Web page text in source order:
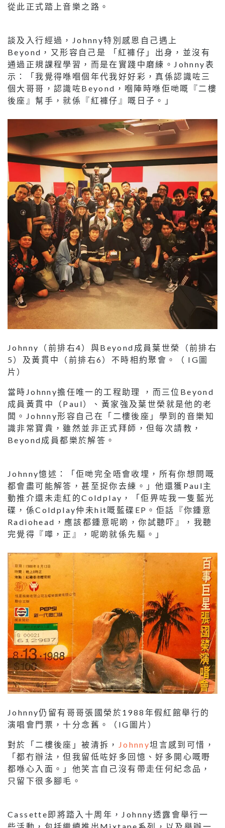
從此正式踏上音樂之路。
談及入行經過，Johnny特別感恩自己遇上
Beyond，又形容自己是 「紅褲仔」出身，並沒有
通過正規課程學習，而是在實踐中磨練。Johnny表
示：「我覺得喺嗰個年代我好好彩，真係認識咗三
個大哥哥，認識咗Beyond，嗰陣時喺佢哋嘅『二樓
後座』幫手，就係『紅褲仔』嘅日子。」
Johnny（前排右4）與Beyond成員葉世榮（前排右
5）及黃貫中（前排右6）不時相約聚會。（ IG圖
片）
當時Johnny擔任唯一的工程助理 ，而三位Beyond
成員黃貫中（Paul）、黃家強及葉世榮就是他的老
闆。Johnny形容自己在「二樓後座」學到的音樂知
識非常寶貴，雖然並非正式拜師，但每次請教，
Beyond成員都樂於解答。
Johnny憶述：「佢哋完全唔會收埋，所有你想問嘅
都會盡可能解答，甚至捉你去練。」他還獲Paul主
動推介還未走紅的Coldplay，「佢畀咗我一隻藍光
碟，係Coldplay仲未hit嘅藍碟EP。佢話『你鍾意
Radiohead，應該都鍾意呢啲，你試聽吓』，我聽
完覺得『嘩，正』，呢啲就係先驅。」
Johnny仍留有哥哥張國榮於1988年假紅館舉行的
演唱會門票，十分念舊。（IG圖片）
對於「二樓後座」被清拆， Johnny坦言感到可惜，
「都冇辦法，但我留低咗好多回憶、好多開心嘅嘢
都喺心入面。」他笑言自己沒有帶走任何紀念品，
只留下很多腳毛。
Cassette即將踏入十周年，Johnny透露會舉行一